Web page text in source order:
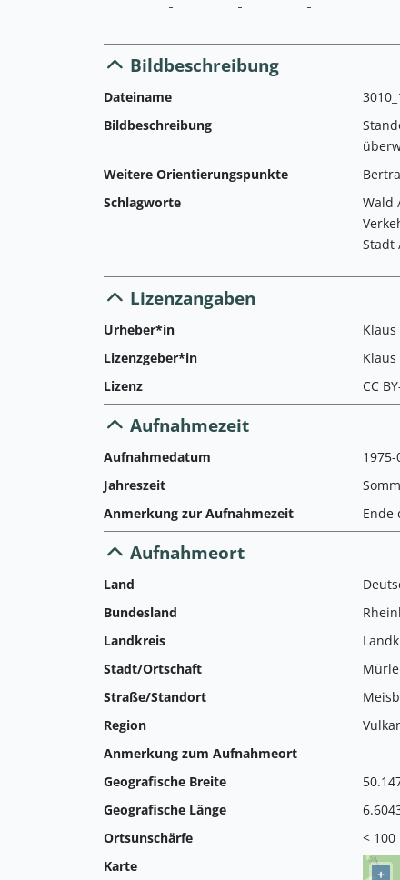
Bildbeschreibung
Dateiname
Bildbeschreibung
Weitere Orientierungspunkte
Schlagworte
Wald
Stadt
Lizenzangaben
Urheber*in
Lizenzgeber*in
Lizenz
CC
Aufnahmezeit
Aufnahmedatum
1975-
Jahreszeit
Anmerkung zur Aufnahmezeit
Ende
Aufnahmeort
Land
Bundesland
Landkreis
Stadt/Ortschaft
Straße/Standort
Region
Anmerkung zum Aufnahmeort
Geografische Breite
Geografische Länge
Ortsunschärfe
< 100
Karte
+